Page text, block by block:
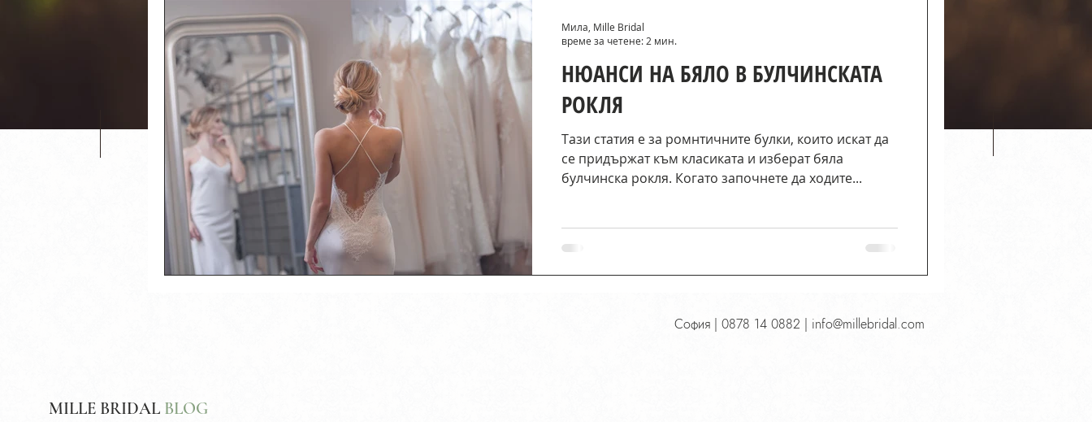
НЮАНСИ НА БЯЛО В БУЛЧИНСКАТА
РОКЛЯ
Тази статия е за ромнтичните булки, които искат да
се придържат към класиката и изберат бяла
булчинска рокля. Когато започнете да ходите...
Мила, Mille Bridal
време за четене: 2 мин.
София | 0878 14 0882 | info@millebridal.com
MILLE BRIDAL BLOG